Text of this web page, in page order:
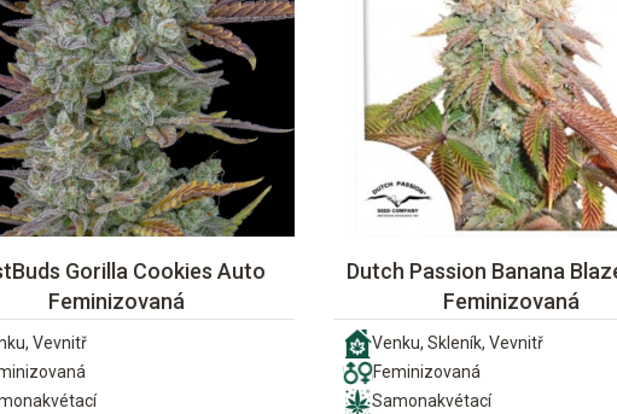
Gorilla Cookies Auto
Feminizovaná
Vevnitř
Dutch Passion Banana
Feminizovaná
Venku, Skleník, Vevnitř
Feminizovaná
Samonakvétací